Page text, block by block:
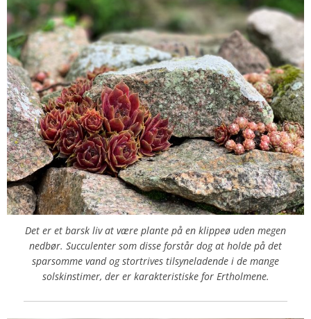
Det er et barsk liv at være plante på en klippeø uden megen
nedbør. Succulenter som disse forstår dog at holde på det
sparsomme vand og stortrives tilsyneladende i de mange
solskinstimer, der er karakteristiske for Ertholmene.